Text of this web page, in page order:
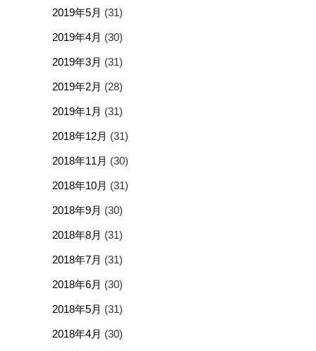
2019年5月 (31)
2019年4月 (30)
2019年3月 (31)
2019年2月 (28)
2019年1月 (31)
2018年12月 (31)
2018年11月 (30)
2018年10月 (31)
2018年9月 (30)
2018年8月 (31)
2018年7月 (31)
2018年6月 (30)
2018年5月 (31)
2018年4月 (30)